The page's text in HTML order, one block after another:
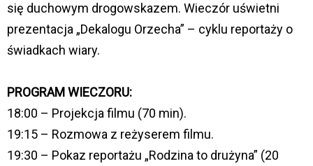
się duchowym drogowskazem. Wieczór uświetni
prezentacja „Dekalogu Orzecha” – cyklu reportaży o
świadkach wiary.
PROGRAM WIECZORU:
18:00 – Projekcja filmu (70 min).
19:15 – Rozmowa z reżyserem filmu.
19:30 – Pokaz reportażu „Rodzina to drużyna” (20